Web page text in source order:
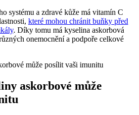
systému a zdravé kůže má vitamín C
které mohou chránit buňky před
. Díky tomu má kyselina askorbová
onemocnění a podpoře celkové
askorbové může